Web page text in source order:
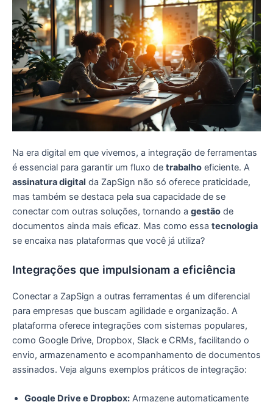
Na era digital em que vivemos, a integração de ferramentas
é essencial para garantir um fluxo de trabalho eficiente. A
assinatura digital da ZapSign não só oferece praticidade,
mas também se destaca pela sua capacidade de se
conectar com outras soluções, tornando a gestão de
documentos ainda mais eficaz. Mas como essa tecnologia
se encaixa nas plataformas que você já utiliza?
Integrações que impulsionam a eficiência
Conectar a ZapSign a outras ferramentas é um diferencial
para empresas que buscam agilidade e organização. A
plataforma oferece integrações com sistemas populares,
como Google Drive, Dropbox, Slack e CRMs, facilitando o
envio, armazenamento e acompanhamento de documentos
assinados. Veja alguns exemplos práticos de integração:
Google Drive e Dropbox: Armazene automaticamente